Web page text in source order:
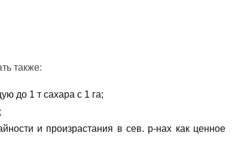
также:
до 1 т сахара с 1 га;
и произрастания в сев. р-нах как ценное